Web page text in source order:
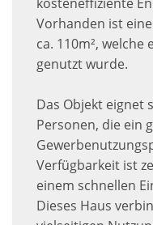
Vorhanden ist
ca. 110m², welche
genutzt wurde.
Das Objekt eignet
Personen, die ein
Verfügbarkeit ist
einem schnellen
Dieses Haus